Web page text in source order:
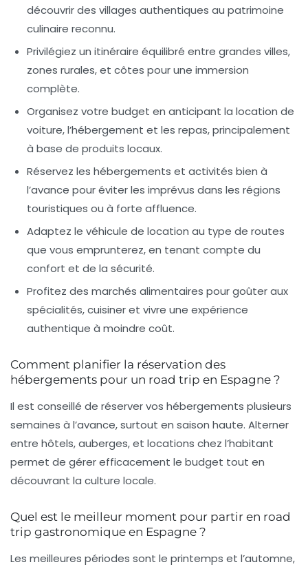
découvrir des villages authentiques au patrimoine
culinaire reconnu.
Privilégiez un itinéraire équilibré entre grandes villes,
zones rurales, et côtes pour une immersion
complète.
Organisez votre budget en anticipant la location de
voiture, l’hébergement et les repas, principalement
à base de produits locaux.
Réservez les hébergements et activités bien à
l’avance pour éviter les imprévus dans les régions
touristiques ou à forte affluence.
Adaptez le véhicule de location au type de routes
que vous emprunterez, en tenant compte du
confort et de la sécurité.
Profitez des marchés alimentaires pour goûter aux
spécialités, cuisiner et vivre une expérience
authentique à moindre coût.
Comment planifier la réservation des
hébergements pour un road trip en Espagne ?
Il est conseillé de réserver vos hébergements plusieurs
semaines à l’avance, surtout en saison haute. Alterner
entre hôtels, auberges, et locations chez l’habitant
permet de gérer efficacement le budget tout en
découvrant la culture locale.
Quel est le meilleur moment pour partir en road
trip gastronomique en Espagne ?
Les meilleures périodes sont le printemps et l’automne,